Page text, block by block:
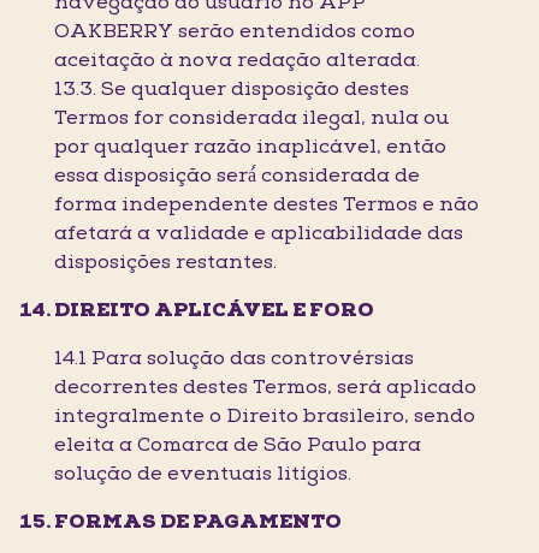
OAKBERRY serão entendidos como
aceitação à nova redação alterada.
13.3. Se qualquer disposição destes
Termos for considerada ilegal, nula ou
por qualquer razão inaplicável, então
essa disposição será́ considerada de
forma independente destes Termos e não
afetará a validade e aplicabilidade das
disposições restantes.
DIREITO APLICÁVEL E FORO
14.1 Para solução das controvérsias
decorrentes destes Termos, será aplicado
integralmente o Direito brasileiro, sendo
eleita a Comarca de São Paulo para
solução de eventuais litígios.
FORMAS DE PAGAMENTO